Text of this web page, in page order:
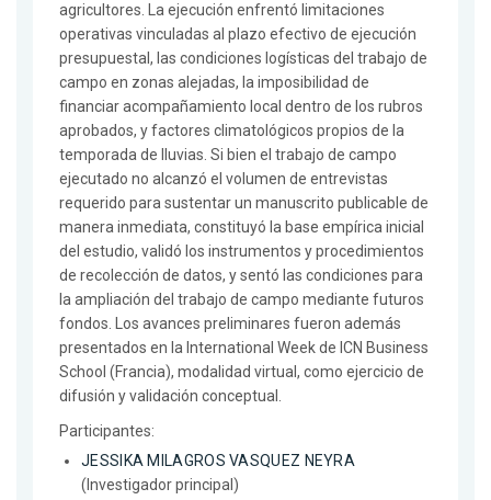
agricultores. La ejecución enfrentó limitaciones
operativas vinculadas al plazo efectivo de ejecución
presupuestal, las condiciones logísticas del trabajo de
campo en zonas alejadas, la imposibilidad de
financiar acompañamiento local dentro de los rubros
aprobados, y factores climatológicos propios de la
temporada de lluvias. Si bien el trabajo de campo
ejecutado no alcanzó el volumen de entrevistas
requerido para sustentar un manuscrito publicable de
manera inmediata, constituyó la base empírica inicial
del estudio, validó los instrumentos y procedimientos
de recolección de datos, y sentó las condiciones para
la ampliación del trabajo de campo mediante futuros
fondos. Los avances preliminares fueron además
presentados en la International Week de ICN Business
School (Francia), modalidad virtual, como ejercicio de
difusión y validación conceptual.
Participantes:
JESSIKA MILAGROS VASQUEZ NEYRA
(Investigador principal)